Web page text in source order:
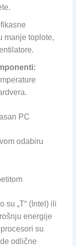
manje toplote,
PC
odabiru
su „T“ (Intel) ili
energije
su
odlične